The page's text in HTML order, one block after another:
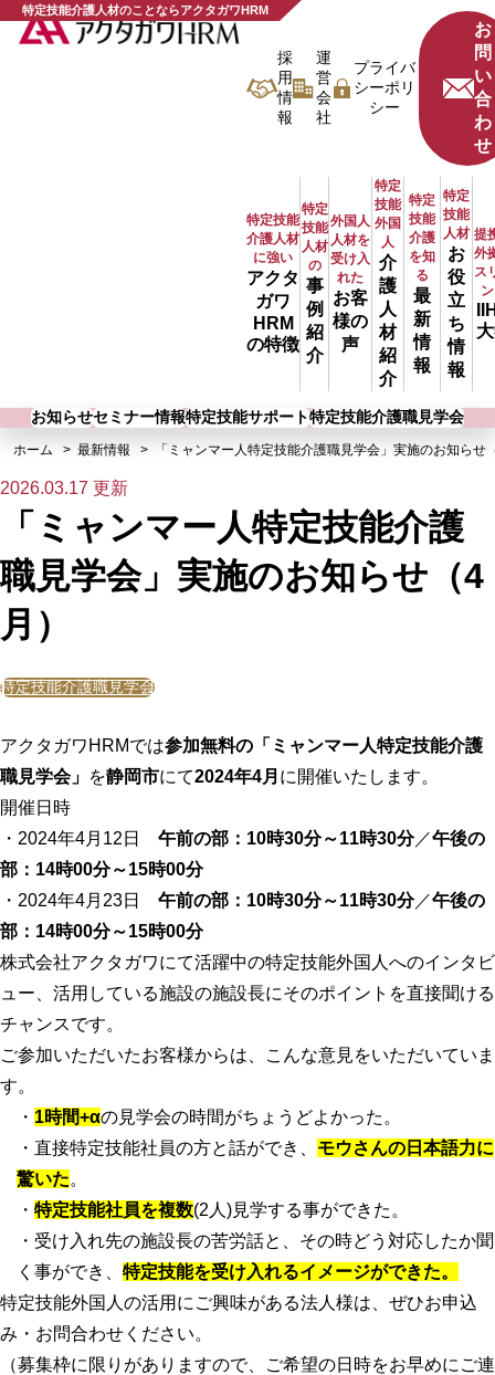
特定技能介護人材のことならアクタガワHRM
採
用
情
報
運
営
会
社
プライバ
シーポリ
シー
お
問
い
合
わ
せ
特定技能
介護人材
に強い
アクタ
ガワ
HRM
の特徴
特定
技能
人材
の
事
例
紹
介
外国人
人材を
受け入
れた
お客
様の
声
特定
技能
外国
人
介
護
人
材
紹
介
特定
技能
介護
を知
る
最
新
情
報
特定
技能
人材
お
役
立
ち
情
報
提
外
ス
お知らせセミナー情報特定技能サポート特定技能介護職見学会
ホーム 最新情報 「ミャンマー人特定技能介護職見学会」実施のお知らせ
2026.03.17 更新
「ミャンマー人特定技能介護
職見学会」実施のお知らせ（4
月）
特定技能介護職見学会
アクタガワHRMでは参加無料の「ミャンマー人特定技能介護
職見学会」 を静岡市にて2024年4月 に開催いたします。
開催日時
・2024年4月12日 午前の部：10時30分～11時30分／午後の
部：14時00分～15時00分
・2024年4月23日 午前の部：10時30分～11時30分／午後の
部：14時00分～15時00分
株式会社アクタガワにて活躍中の特定技能外国人へのインタビ
ュー、活用している施設の施設長にそのポイントを直接聞ける
チャンスです。
ご参加いただいたお客様からは、こんな意見をいただいていま
す。
・ 1時間+αの見学会の時間がちょうどよかった。
・直接特定技能社員の方と話ができ、 モウさんの日本語力に
驚いた。
・ 特定技能社員を複数(2人)見学する事ができた。
・受け入れ先の施設長の苦労話と、その時どう対応したか聞
く事ができ、 特定技能を受け入れるイメージができた。
特定技能外国人の活用にご興味がある法人様は、ぜひお申込
み・お問合わせください。
（募集枠に限りがありますので、ご希望の日時をお早めにご連